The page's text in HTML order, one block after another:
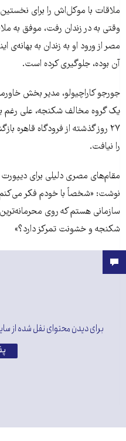
وقتی به در زندان رفت، موفق به
مصر از ورود او به زندان به
آن بوده، جلوگیری کرده است.
جورجو کاراچیولو، مدیر بخش
یک گروه مخالف شکنجه، علی رغم
۲۷ روز گذشته از فرودگاه
را نیافت.
مقام‌های مصری دلیلی برای دیپورت
نوشت: «شخصاً با خودم فکر می‌کنم
سازمانی هستم که روی محرمانه‌ترین
شکنجه و خشونت تمرکز دارد؟»
برای دیدن محتوای نقل شده از